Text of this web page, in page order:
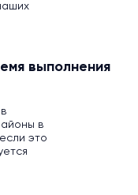
выполнения
в
это